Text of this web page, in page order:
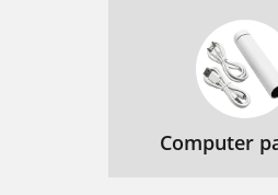
Computer